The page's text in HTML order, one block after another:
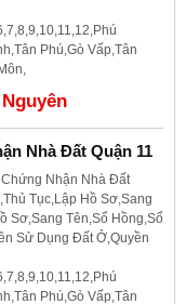
Phú,Gò Vấp,Tân
Nhà Đất Quận 11
Nhận Nhà Đất
Tục,Lập Hồ Sơ,Sang
Sơ,Sang Tên,Sổ Hồng,Sổ
Sử Dụng Đất Ở,Quyền
Phú,Gò Vấp,Tân